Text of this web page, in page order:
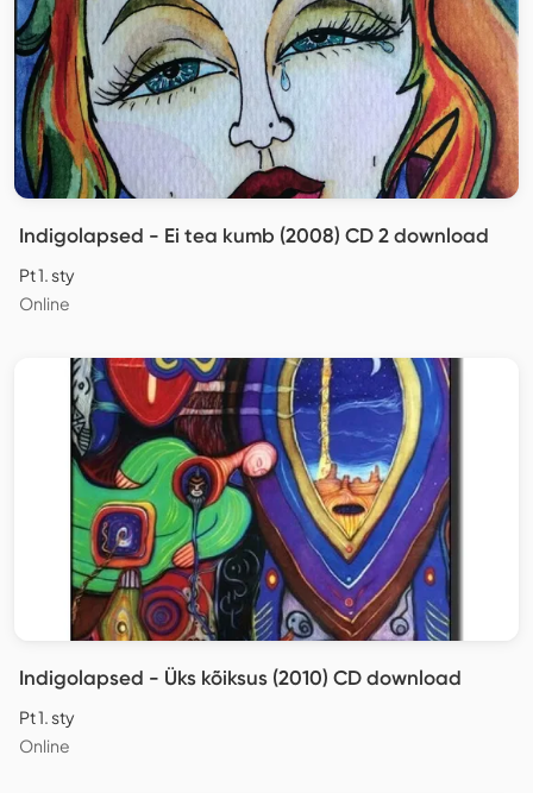
Indigolapsed - Ei tea kumb (2008) CD 2 download
Pt 1. sty
Online
Indigolapsed - Üks kõiksus (2010) CD download
Pt 1. sty
Online